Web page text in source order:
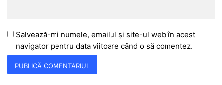
Salvează-mi numele, emailul și site-ul web în acest
navigator pentru data viitoare când o să comentez.